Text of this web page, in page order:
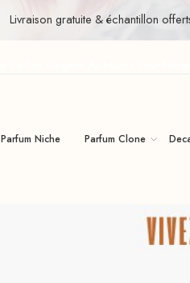
Livraison gratuite & échantillon
Parfum Niche Parfum Clone